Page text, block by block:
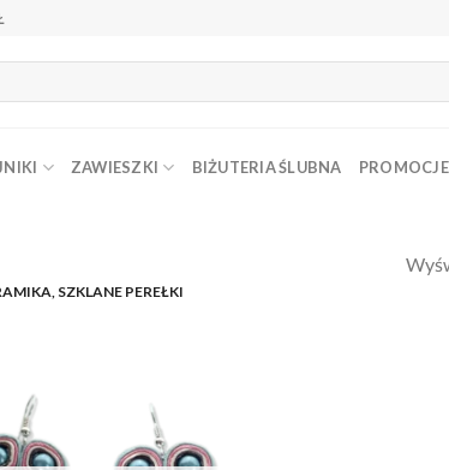
ZAWIESZKI BIŻUTERIA ŚLUBNA PROMOCJE
SZKLANE PEREŁKI
❤️